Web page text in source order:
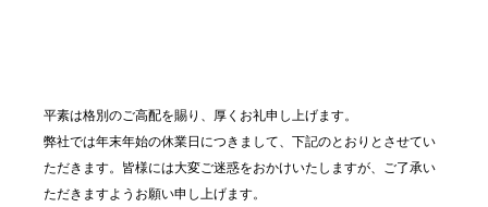
平素は格別のご高配を賜り、厚くお礼申し上げます。
弊社では年末年始の休業日につきまして、下記のとおりとさせてい
ただきます。皆様には大変ご迷惑をおかけいたしますが、ご了承い
ただきますようお願い申し上げます。